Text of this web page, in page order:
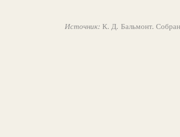
Источник: К. Д. Бальмонт.